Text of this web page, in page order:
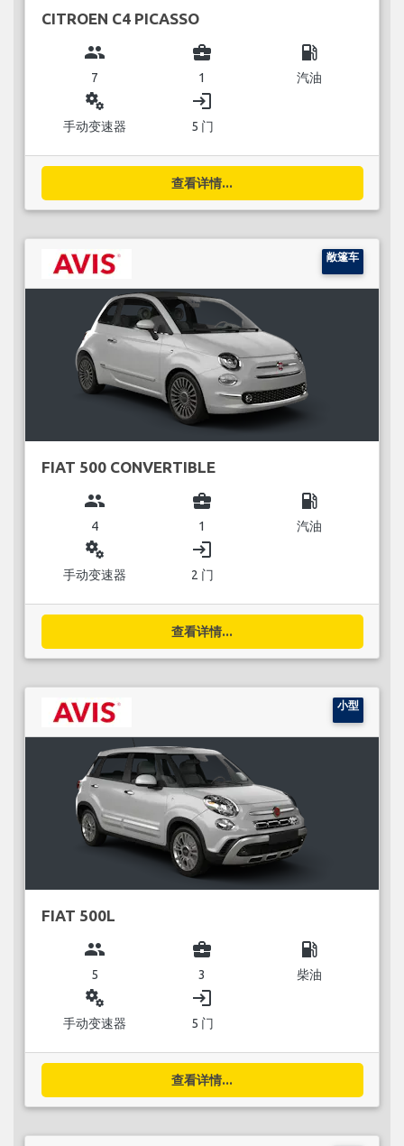
CITROEN C4 PICASSO
group
7
business_center
1
local_gas_station
汽油
miscellaneous_services
手动变速器
login
5 门
查看详情...
敞篷车
FIAT 500 CONVERTIBLE
group
4
business_center
1
local_gas_station
汽油
miscellaneous_services
手动变速器
login
2 门
查看详情...
小型
FIAT 500L
group
5
business_center
3
local_gas_station
柴油
miscellaneous_services
手动变速器
login
5 门
查看详情...